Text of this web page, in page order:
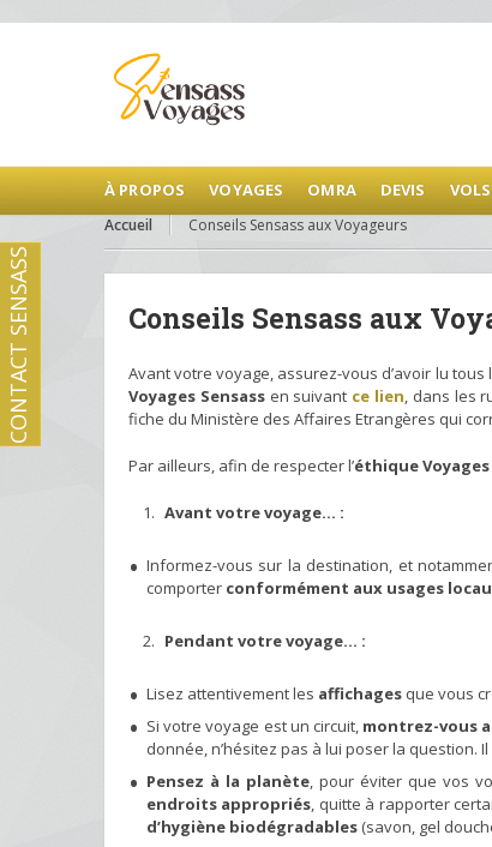
À PROPOS VOYAGES OMRA DEVIS VOLS
Accueil Conseils Sensass aux Voyageurs
Conseils Sensass aux
Avant votre voyage, assurez-vous d’avoir lu tous
Voyages Sensassen suivant ce lien, dans les
fiche du Ministère des Affaires Etrangères qui
Par ailleurs, afin de respecter l’éthique Voyages
Avant votre voyage… :
Informez-vous sur la destination, et
comporter conformément aux usages
Pendant votre voyage… :
Lisez attentivement les affichages que vous
Si votre voyage est un circuit, montrez-vous
donnée, n’hésitez pas à lui poser la question.
Pensez à la planète, pour éviter que vos
endroits appropriés, quitte à rapporter
d’hygiène biodégradables (savon, gel
CONTACT SENSASS